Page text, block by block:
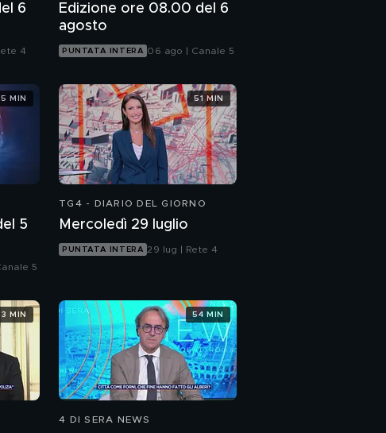
6
4
Edizione ore 08.00 del 6
agosto
PUNTATA INTERA 06 ago | Canale 5
5
5
MIN
TG4 - DIARIO DEL GIORNO
Mercoledì 29 luglio
PUNTATA INTERA 29 lug | Rete 4
51 MIN
3 MIN
4 DI SERA NEWS
54 MIN